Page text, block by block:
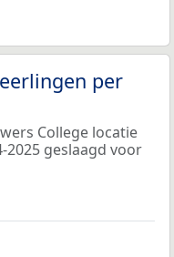
per
College locatie
2025 geslaagd voor